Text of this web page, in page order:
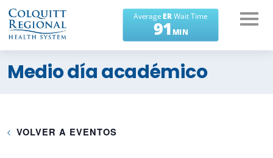
¿En qué podemos
Medio día académico
VOLVER A EVENTOS